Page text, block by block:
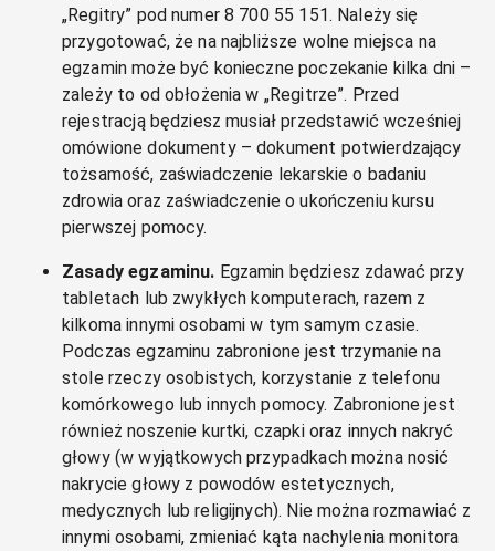
„Regitry” pod numer 8 700 55 151. Należy się
przygotować, że na najbliższe wolne miejsca na
egzamin może być konieczne poczekanie kilka dni –
zależy to od obłożenia w „Regitrze”. Przed
rejestracją będziesz musiał przedstawić wcześniej
omówione dokumenty – dokument potwierdzający
tożsamość, zaświadczenie lekarskie o badaniu
zdrowia oraz zaświadczenie o ukończeniu kursu
pierwszej pomocy.
Zasady egzaminu. Egzamin będziesz zdawać przy
tabletach lub zwykłych komputerach, razem z
kilkoma innymi osobami w tym samym czasie.
Podczas egzaminu zabronione jest trzymanie na
stole rzeczy osobistych, korzystanie z telefonu
komórkowego lub innych pomocy. Zabronione jest
również noszenie kurtki, czapki oraz innych nakryć
głowy (w wyjątkowych przypadkach można nosić
nakrycie głowy z powodów estetycznych,
medycznych lub religijnych). Nie można rozmawiać z
innymi osobami, zmieniać kąta nachylenia monitora